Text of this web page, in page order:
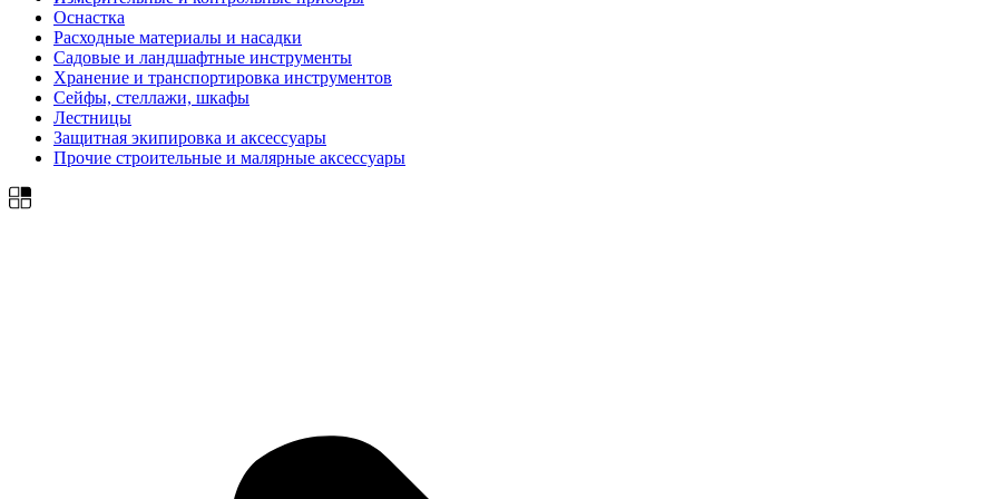
Оснастка
Расходные материалы и насадки
Садовые и ландшафтные инструменты
Хранение и транспортировка инструментов
Сейфы, стеллажи, шкафы
Лестницы
Защитная экипировка и аксессуары
Прочие строительные и малярные аксессуары